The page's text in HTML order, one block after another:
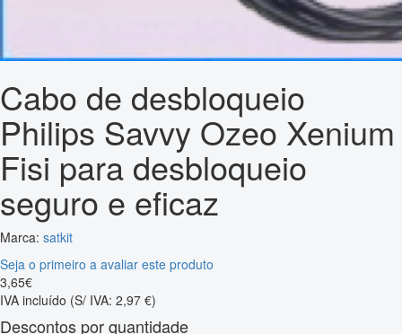
Cabo de desbloqueio
Philips Savvy Ozeo Xenium
Fisi para desbloqueio
seguro e eficaz
Marca: satkit
Seja o primeiro a avaliar este produto
3,65€
IVA incluído (S/ IVA: 2,97 €)
Descontos por quantidade